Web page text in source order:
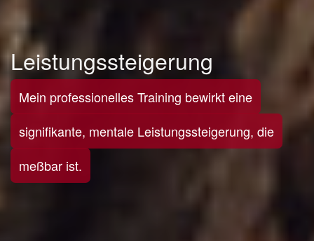
Leistungssteigerung
Mein professionelles Training bewirkt eine
signifikante, mentale Leistungssteigerung, die
meßbar ist.